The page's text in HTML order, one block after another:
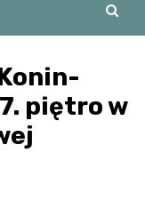
piętro w